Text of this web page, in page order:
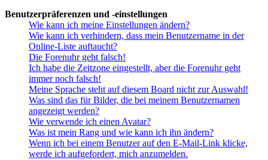
Benutzerpräferenzen und -einstellungen
Wie kann ich meine Einstellungen ändern?
Wie kann ich verhindern, dass mein Benutzername in der
Online-Liste auftaucht?
Die Forenuhr geht falsch!
Ich habe die Zeitzone eingestellt, aber die Forenuhr geht
immer noch falsch!
Meine Sprache steht auf diesem Board nicht zur Auswahl!
Was sind das für Bilder, die bei meinem Benutzernamen
angezeigt werden?
Wie verwende ich einen Avatar?
Was ist mein Rang und wie kann ich ihn ändern?
Wenn ich bei einem Benutzer auf den E-Mail-Link klicke,
werde ich aufgefordert, mich anzumelden.